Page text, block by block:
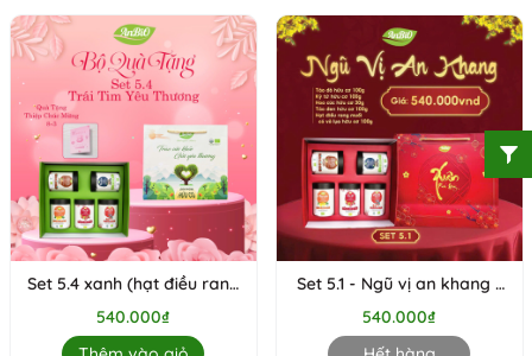
Set 5.4 xanh (hạt điều rang
muối có vỏ hữu cơ, hoa cúc
hữu cơ, táo đỏ hữu cơ, táo
đen hữu cơ, kỷ tử hữu cơ)
540.000₫
Set 5.1 - Ngũ vị an khang (
táo đỏ, kỷ tử, hoa cúc, táo
đen, hạt điều rang muối có
vỏ lụa (hộp tròn thấp))
540.000₫